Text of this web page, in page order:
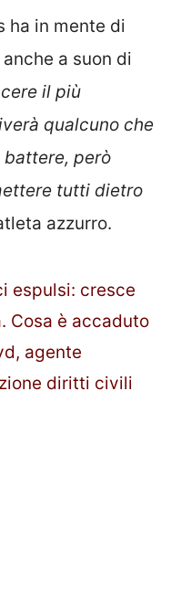
ha in mente di
a suon di
il più
qualcuno che
battere, però
tutti dietro
azzurro.
espulsi: cresce
Cosa è accaduto
agente
diritti civili